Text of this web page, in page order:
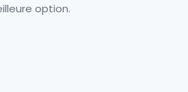
option.